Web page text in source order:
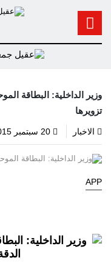
وزير الداخلية: البطاقة
تزويرها
الاخبار
APP